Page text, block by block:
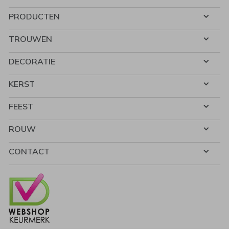
PRODUCTEN
TROUWEN
DECORATIE
KERST
FEEST
ROUW
CONTACT